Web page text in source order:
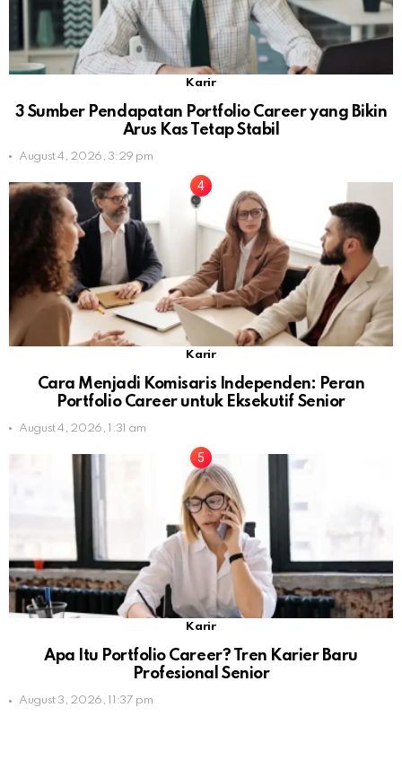
Karir
3 Sumber Pendapatan Portfolio Career yang Bikin
Arus Kas Tetap Stabil
August 4, 2026, 3:29 pm
Karir
Cara Menjadi Komisaris Independen: Peran
Portfolio Career untuk Eksekutif Senior
August 4, 2026, 1:31 am
Karir
Apa Itu Portfolio Career? Tren Karier Baru
Profesional Senior
August 3, 2026, 11:37 pm